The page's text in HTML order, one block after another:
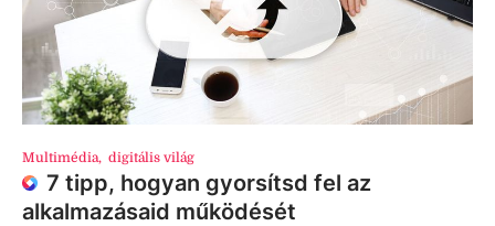
Multimédia, digitális világ
7 tipp, hogyan gyorsítsd fel az
alkalmazásaid működését